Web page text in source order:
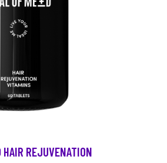
HAIR REJUVENATION